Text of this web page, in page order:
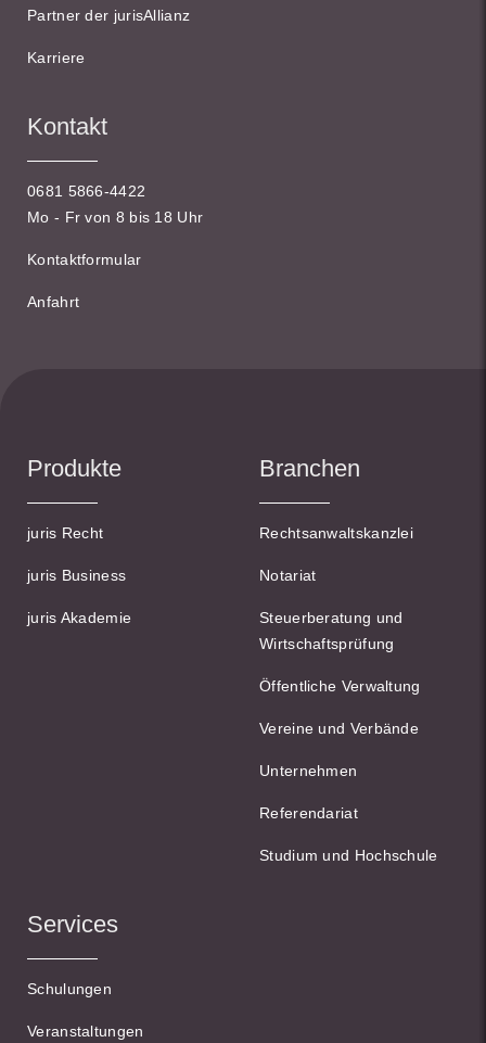
Partner der jurisAllianz
Karriere
Kontakt
0681 5866-4422
Mo - Fr von 8 bis 18 Uhr
Kontaktformular
Anfahrt
Produkte
juris Recht
juris Business
juris Akademie
Branchen
Rechtsanwaltskanzlei
Notariat
Steuerberatung und
Wirtschaftsprüfung
Öffentliche Verwaltung
Vereine und Verbände
Unternehmen
Referendariat
Studium und Hochschule
Services
Schulungen
Veranstaltungen